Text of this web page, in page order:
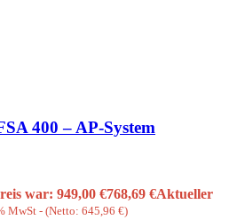
400 – AP-System
war: 949,00 €768,69 €Aktueller
MwSt - (Netto: 645,96 €)